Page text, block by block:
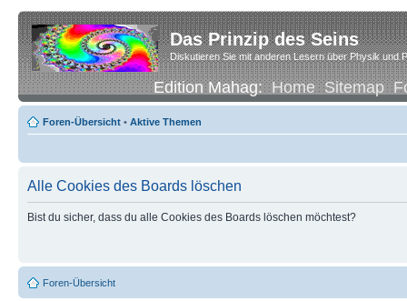
Das Prinzip des Seins
Diskutieren Sie mit anderen Lesern über Physik und
Edition Mahag:Home Sitemap
Foren-Übersicht • Aktive Themen
Alle Cookies des Boards löschen
Bist du sicher, dass du alle Cookies des Boards löschen möchtest?
Foren-Übersicht